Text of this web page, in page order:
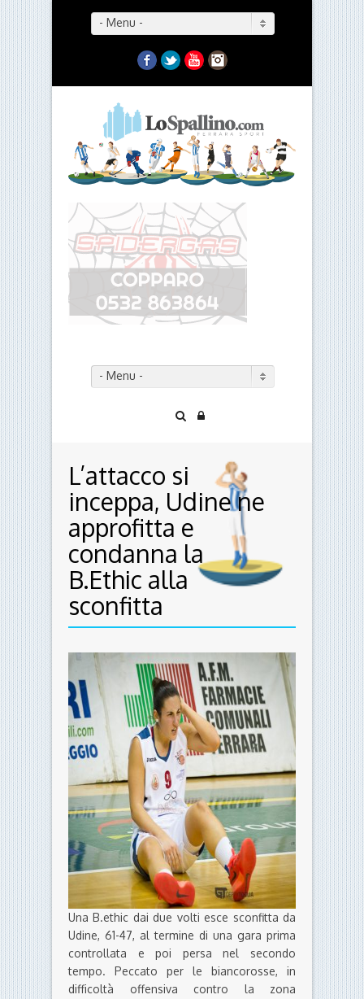
- Menu -
Facebook
TwitterYouTubeInstagram
- Menu -
L’attacco si
inceppa, Udine ne
approfitta e
condanna la
B.Ethic alla
sconfitta
Una B.ethic dai due volti esce sconfitta da
Udine, 61-47, al termine di una gara prima
controllata e poi persa nel secondo
tempo. Peccato per le biancorosse, in
difficoltà offensiva contro la zona